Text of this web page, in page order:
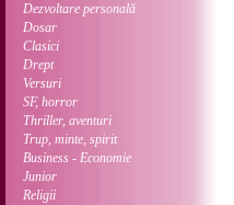
Dezvoltare personală
Dosar
Clasici
Drept
Versuri
SF, horror
Thriller, aventuri
Trup, minte, spirit
Business - Economie
Junior
Religii